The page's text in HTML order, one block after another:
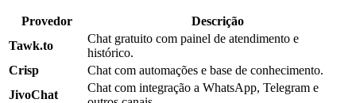
Provedor
Descrição
Tawk.to
Chat gratuito com painel de atendimento e
histórico.
Crisp
Chat com automações e base de conhecimento.
JivoChat
Chat com integração a WhatsApp, Telegram e